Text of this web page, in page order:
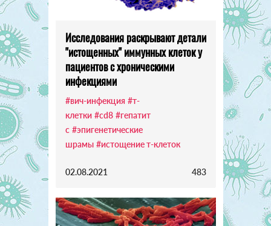
Исследования раскрывают детали
"истощенных" иммунных клеток у
пациентов с хроническими
инфекциями
#вич-инфекция #т-
клетки #cd8 #гепатит
с #эпигенетические
шрамы #истощение т-клеток
02.08.2021 483